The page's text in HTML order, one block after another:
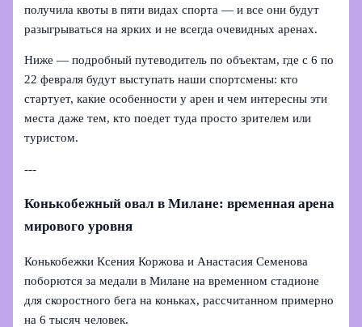
получила квоты в пяти видах спорта — и все они будут
разыгрываться на ярких и не всегда очевидных аренах.
Ниже — подробный путеводитель по объектам, где с 6 по
22 февраля будут выступать наши спортсмены: кто
стартует, какие особенности у арен и чем интересны эти
места даже тем, кто поедет туда просто зрителем или
туристом.
---
Конькобежный овал в Милане: временная арена
мирового уровня
Конькобежки Ксения Коржова и Анастасия Семенова
поборются за медали в Милане на временном стадионе
для скоростного бега на коньках, рассчитанном примерно
на 6 тысяч человек.